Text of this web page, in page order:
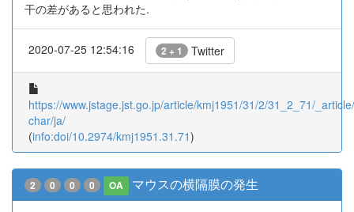
干の差があると思われた.
2020-07-25 12:54:16 2 + 1 Twitter
https://www.jstage.jst.go.jp/article/kmj1951/31/2/31_2_71/
char/ja/
(info:doi/10.2974/kmj1951.31.71)
2 0 0 0 OA マウスの横隔膜の発生